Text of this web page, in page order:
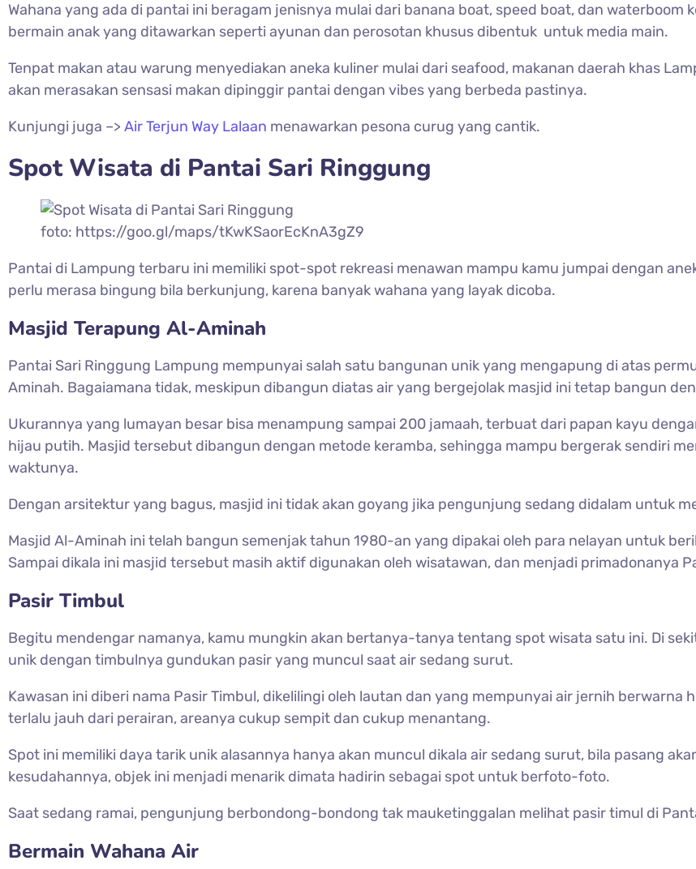
Wahana yang ada di pantai ini beragam jenisnya mulai dari banana boat, speed boat, dan waterboom
bermain anak yang ditawarkan seperti ayunan dan perosotan khusus dibentuk untuk media main.
Tenpat makan atau warung menyediakan aneka kuliner mulai dari seafood, makanan daerah khas
akan merasakan sensasi makan dipinggir pantai dengan vibes yang berbeda pastinya.
Kunjungi juga –>Air Terjun Way Lalaan menawarkan pesona curug yang cantik.
Spot Wisata di Pantai Sari Ringgung
foto: https://goo.gl/maps/tKwKSaorEcKnA3gZ9
Pantai di Lampung terbaru ini memiliki spot-spot rekreasi menawan mampu kamu jumpai dengan
perlu merasa bingung bila berkunjung, karena banyak wahana yang layak dicoba.
Masjid Terapung Al-Aminah
Pantai Sari Ringgung Lampung mempunyai salah satu bangunan unik yang mengapung di atas
Aminah. Bagaiamana tidak, meskipun dibangun diatas air yang bergejolak masjid ini tetap bangun
Ukurannya yang lumayan besar bisa menampung sampai 200 jamaah, terbuat dari papan kayu
hijau putih. Masjid tersebut dibangun dengan metode keramba, sehingga mampu bergerak sendiri
waktunya.
Dengan arsitektur yang bagus, masjid ini tidak akan goyang jika pengunjung sedang didalam untuk
Masjid Al-Aminah ini telah bangun semenjak tahun 1980-an yang dipakai oleh para nelayan untuk
Sampai dikala ini masjid tersebut masih aktif digunakan oleh wisatawan, dan menjadi primadonanya
Pasir Timbul
Begitu mendengar namanya, kamu mungkin akan bertanya-tanya tentang spot wisata satu ini. Di
unik dengan timbulnya gundukan pasir yang muncul saat air sedang surut.
Kawasan ini diberi nama Pasir Timbul, dikelilingi oleh lautan dan yang mempunyai air jernih berwarna
terlalu jauh dari perairan, areanya cukup sempit dan cukup menantang.
Spot ini memiliki daya tarik unik alasannya hanya akan muncul dikala air sedang surut, bila pasang
kesudahannya, objek ini menjadi menarik dimata hadirin sebagai spot untuk berfoto-foto.
Saat sedang ramai, pengunjung berbondong-bondong tak mauketinggalan melihat pasir timul di
Bermain Wahana Air